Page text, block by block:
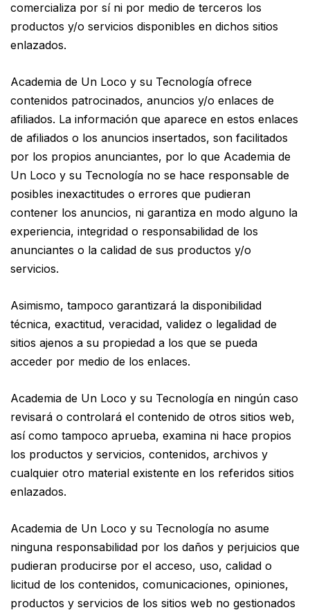
comercializa por sí ni por medio de terceros los
productos y/o servicios disponibles en dichos sitios
enlazados.
Academia de Un Loco y su Tecnología ofrece
contenidos patrocinados, anuncios y/o enlaces de
afiliados. La información que aparece en estos enlaces
de afiliados o los anuncios insertados, son facilitados
por los propios anunciantes, por lo que Academia de
Un Loco y su Tecnología no se hace responsable de
posibles inexactitudes o errores que pudieran
contener los anuncios, ni garantiza en modo alguno la
experiencia, integridad o responsabilidad de los
anunciantes o la calidad de sus productos y/o
servicios.
Asimismo, tampoco garantizará la disponibilidad
técnica, exactitud, veracidad, validez o legalidad de
sitios ajenos a su propiedad a los que se pueda
acceder por medio de los enlaces.
Academia de Un Loco y su Tecnología en ningún caso
revisará o controlará el contenido de otros sitios web,
así como tampoco aprueba, examina ni hace propios
los productos y servicios, contenidos, archivos y
cualquier otro material existente en los referidos sitios
enlazados.
Academia de Un Loco y su Tecnología no asume
ninguna responsabilidad por los daños y perjuicios que
pudieran producirse por el acceso, uso, calidad o
licitud de los contenidos, comunicaciones, opiniones,
productos y servicios de los sitios web no gestionados